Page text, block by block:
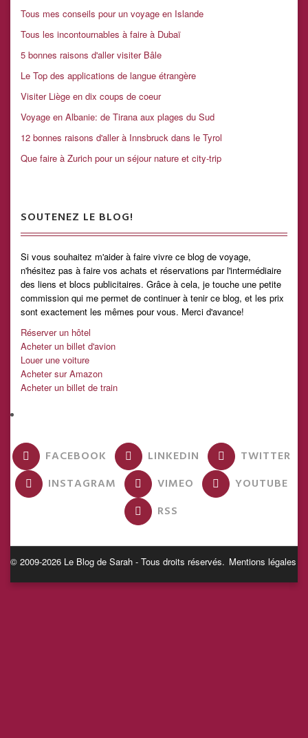
Tous mes conseils pour un voyage en Islande
Tous les incontournables à faire à Dubaï
5 bonnes raisons d'aller visiter Bâle
Le Top des applications de langue étrangère
Visiter Liège en dix coups de coeur
Voyage en Albanie: de Tirana aux plages du Sud
12 bonnes raisons d'aller à Innsbruck dans le Tyrol
Que faire à Zurich pour un séjour nature et city-trip
SOUTENEZ LE BLOG!
Si vous souhaitez m'aider à faire vivre ce blog de voyage,
n'hésitez pas à faire vos achats et réservations par l'intermédiaire
des liens et blocs publicitaires. Grâce à cela, je touche une petite
commission qui me permet de continuer à tenir ce blog, et les prix
sont exactement les mêmes pour vous. Merci d'avance!
Réserver un hôtel
Acheter un billet d'avion
Louer une voiture
Acheter sur Amazon
Acheter un billet de train
FACEBOOK LINKEDIN
TWITTER
INSTAGRAM
VIMEO
YOUTUBE
RSS
© 2009-2026 Le Blog de Sarah - Tous droits réservés. Mentions légales